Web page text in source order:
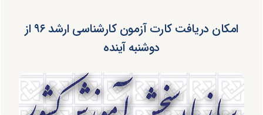
امکان دریافت کارت آزمون‌ کارشناسی‌ ارشد ۹۶ از
دوشنبه آینده